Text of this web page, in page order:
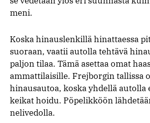
meni.
Koska hinauslenkillä hinattaessa
suoraan, vaatii autolla tehtävä
paljon tilaa. Tämä asettaa omat
ammattilaisille. Frejborgin tallissa
hinausautoa, koska yhdellä autolla
keikat hoidu. Pöpelikköön
nelivedolla.